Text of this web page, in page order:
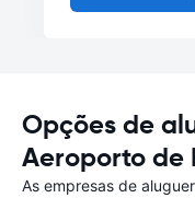
Opções de
Aeroporto de
As empresas de